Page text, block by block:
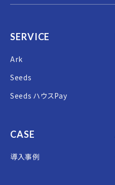
SERVICE
Ark
Seeds
Seeds ハウスPay
CASE
導入事例